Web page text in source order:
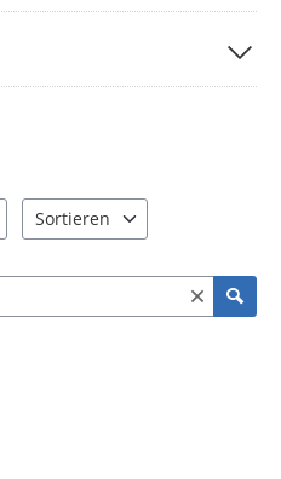
erledigte Meldungen
Meldungen anzeigen
"Status" aus und
Meldungen.
Sortieren